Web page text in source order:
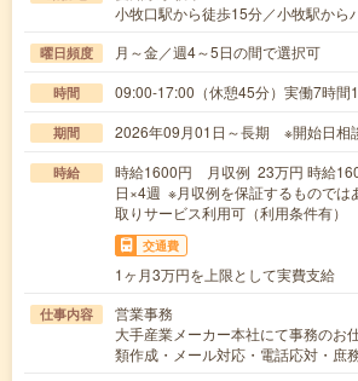
小牧口駅から徒歩15分／小牧駅から
曜日頻度 月～金／週4～5日の間で選択可
時間 09:00-17:00（休憩45分）実働7時間
期間 2026年09月01日～長期 ※開始日相
時給
時給1600円 月収例 23万円 時給
日×4週 ※月収例を保証するものでは
取りサービス利用可（利用条件有）
交通費
1ヶ月3万円を上限として実費支給
仕事内容
営業事務
大手産業メーカー本社にて事務のお
類作成・メール対応・電話応対・庶